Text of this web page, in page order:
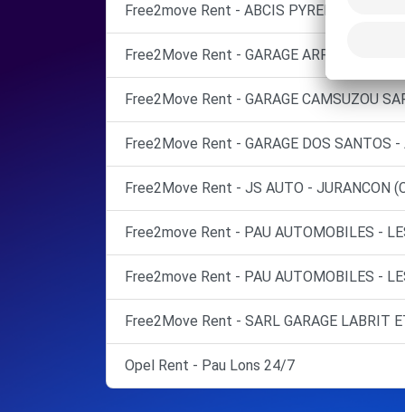
Free2move Rent - ABCIS PYRENEES BY
Free2Move Rent - GARAGE ARROUSES
Free2Move Rent - GARAGE CAMSUZOU
Free2Move Rent - GARAGE DOS SANTOS -
Free2Move Rent - JS AUTO - JURANCON
Free2move Rent - PAU AUTOMOBILES -
Free2move Rent - PAU AUTOMOBILES -
Free2Move Rent - SARL GARAGE LABRIT
Opel Rent - Pau Lons 24/7